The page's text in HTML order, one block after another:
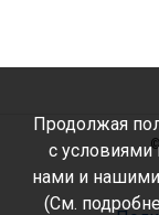
Продолжая
с условиями
нами и нашими
(См.